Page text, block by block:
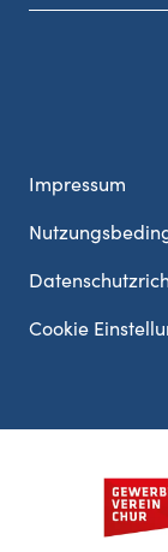
Impressum
Cookie